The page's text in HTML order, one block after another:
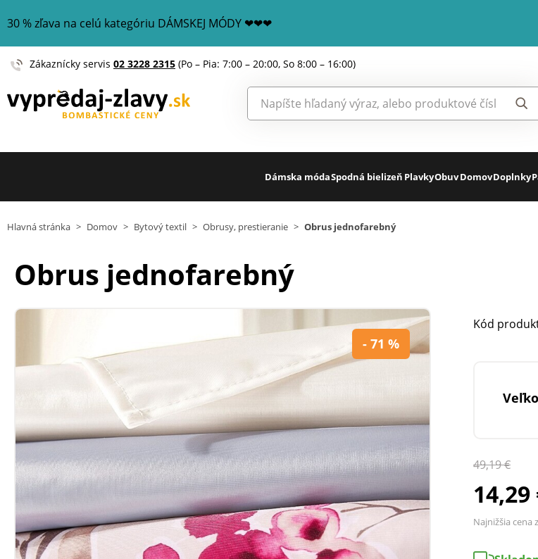
30 % zľava na celú kategóriu DÁMSKEJ MÓDY ❤❤❤
Zákaznícky servis 02 3228 2315 (Po – Pia: 7:00 – 20:00, So 8:00 – 16:00)
Dámska módaSpodná bielizeň PlavkyObuvDomovDoplnky
Hlavná stránka > Domov > Bytový textil > Obrusy, prestieranie > Obrus jednofarebný
Obrus jednofarebný
- 71 %
Kód
49,19 €
14,29
Najnižšia cena